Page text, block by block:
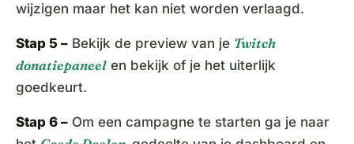
wijzigen maar het kan niet worden verlaagd.
Stap 5 – Bekijk de preview van je Twitch
donatiepaneel en bekijk of je het uiterlijk
goedkeurt.
Stap 6 – Om een campagne te starten ga je naar